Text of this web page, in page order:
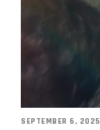
SEPTEMBER 6, 2025